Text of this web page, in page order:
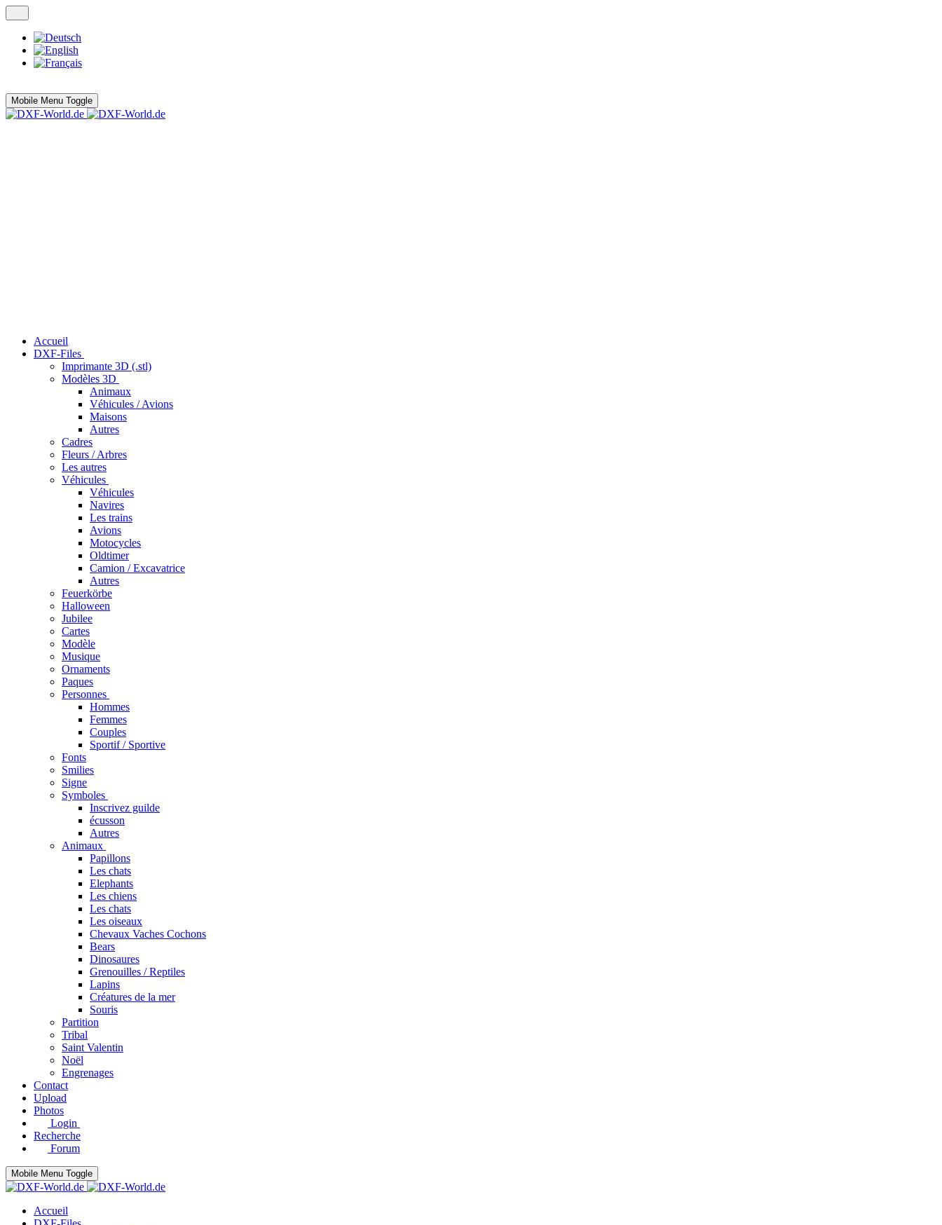
Mobile Menu Toggle
Accueil
DXF-Files
Imprimante 3D (.stl)
Modèles 3D
Animaux
Véhicules / Avions
Maisons
Autres
Cadres
Fleurs / Arbres
Les autres
Véhicules
Véhicules
Navires
Les trains
Avions
Motocycles
Oldtimer
Camion / Excavatrice
Autres
Feuerkörbe
Halloween
Jubilee
Cartes
Modèle
Musique
Ornaments
Paques
Personnes
Hommes
Femmes
Couples
Sportif / Sportive
Fonts
Smilies
Signe
Symboles
Inscrivez guilde
écusson
Autres
Animaux
Papillons
Les chats
Elephants
Les chiens
Les chats
Les oiseaux
Chevaux Vaches Cochons
Bears
Dinosaures
Grenouilles / Reptiles
Lapins
Créatures de la mer
Souris
Partition
Tribal
Saint Valentin
Noël
Engrenages
Contact
Upload
Photos
Login
Recherche
Forum
Mobile Menu Toggle
Accueil